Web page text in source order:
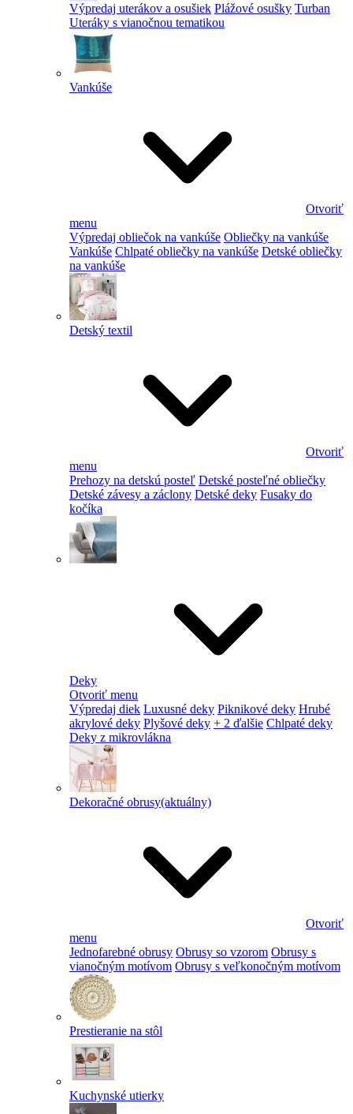
Výpredaj uterákov a osušiek Plážové osušky Turban
Uteráky s vianočnou tematikou
Vankúše
Otvoriť
menu
Výpredaj obliečok na vankúše Obliečky na vankúše
Vankúše Chlpaté obliečky na vankúše Detské obliečky
na vankúše
Detský textil
Otvoriť
menu
Prehozy na detskú posteľ Detské posteľné obliečky
Detské závesy a záclony Detské deky Fusaky do
kočíka
Deky
Otvoriť menu
Výpredaj diek Luxusné deky Piknikové deky Hrubé
akrylové deky Plyšové deky + 2 ďalšie Chlpaté deky
Deky z mikrovlákna
Dekoračné obrusy(aktuálny)
Otvoriť
menu
Jednofarebné obrusy Obrusy so vzorom Obrusy s
vianočným motívom Obrusy s veľkonočným motívom
Prestieranie na stôl
Kuchynské utierky